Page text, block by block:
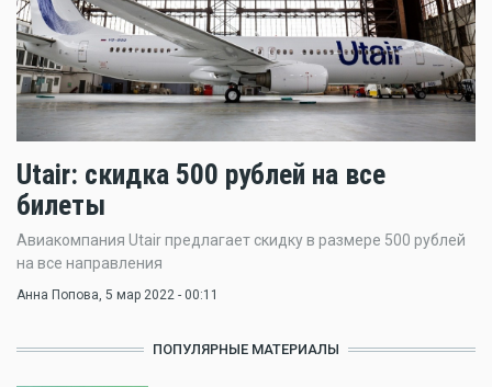
Utair: скидка 500 рублей на все
билеты
Авиакомпания Utair предлагает скидку в размере 500 рублей
на все направления
Анна Попова, 5 мар 2022 - 00:11
ПОПУЛЯРНЫЕ МАТЕРИАЛЫ